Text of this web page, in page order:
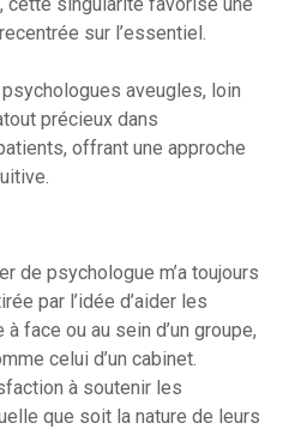
sur l’essentiel.
aveugles, loin
précieux dans
offrant une approche
de psychologue m’a toujours
par l’idée d’aider les
face ou au sein d’un groupe,
celui d’un cabinet.
à soutenir les
que soit la nature de leurs